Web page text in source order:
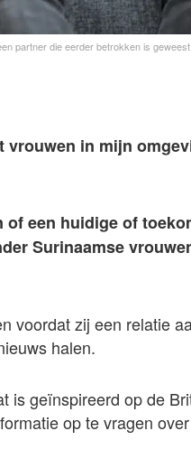
partner die eerder betrokken is
vrouwen in mijn
of een huidige of
Surinaamse
voordat zij een relatie
halen.
is geïnspireerd op de
op te vragen